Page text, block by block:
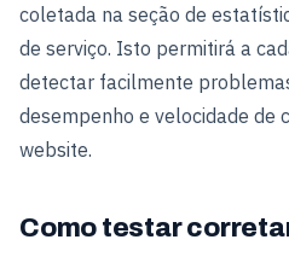
coletada na seção de
de serviço. Isto permitirá a
detectar facilmente
desempenho e velocidade de
website.
Como testar